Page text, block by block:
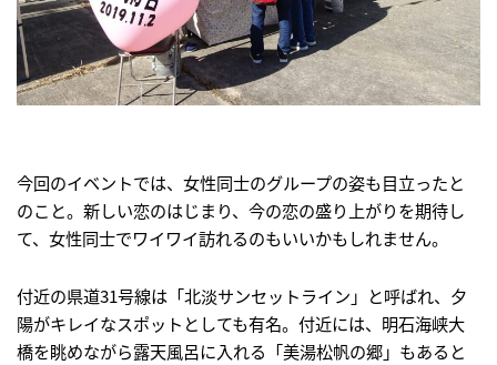
今回のイベントでは、女性同士のグループの姿も目立ったと
のこと。新しい恋のはじまり、今の恋の盛り上がりを期待し
て、女性同士でワイワイ訪れるのもいいかもしれません。
付近の県道31号線は「北淡サンセットライン」と呼ばれ、夕
陽がキレイなスポットとしても有名。付近には、明石海峡大
橋を眺めながら露天風呂に入れる「美湯松帆の郷」もあると